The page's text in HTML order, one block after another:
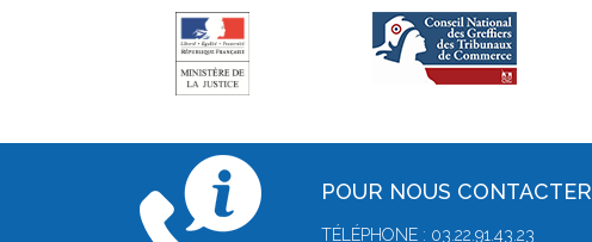
POUR NOUS CONTACTER
TÉLÉPHONE : 03.22.91.43.23